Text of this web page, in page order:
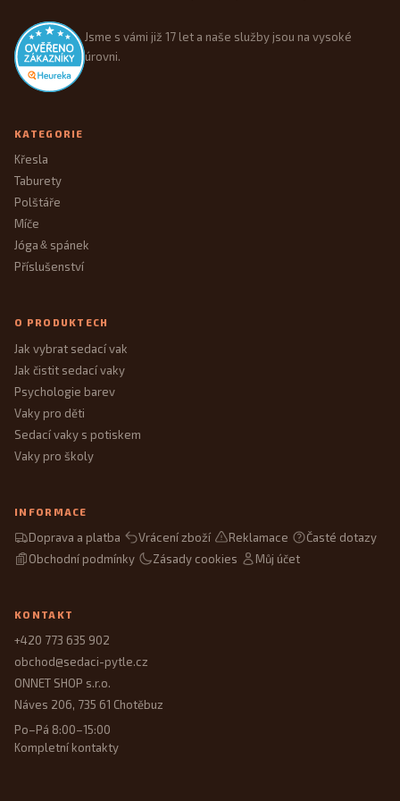
Jsme s vámi již 17 let a naše služby jsou na vysoké
úrovni.
KATEGORIE
Křesla
Taburety
Polštáře
Míče
Jóga&spánek
Příslušenství
O PRODUKTECH
Jak vybrat sedací vak
Jak čistit sedací vaky
Psychologie barev
Vaky pro děti
Sedací vaky s potiskem
Vaky pro školy
INFORMACE
Doprava a platba Vrácení zboží Reklamace
Časté dotazy
Obchodní podmínky
Zásady cookies Můj účet
KONTAKT
+420 773 635 902
obchod@sedaci-pytle.cz
ONNET SHOP s.r.o.
Náves 206, 735 61 Chotěbuz
Po–Pá 8:00–15:00
Kompletní kontakty